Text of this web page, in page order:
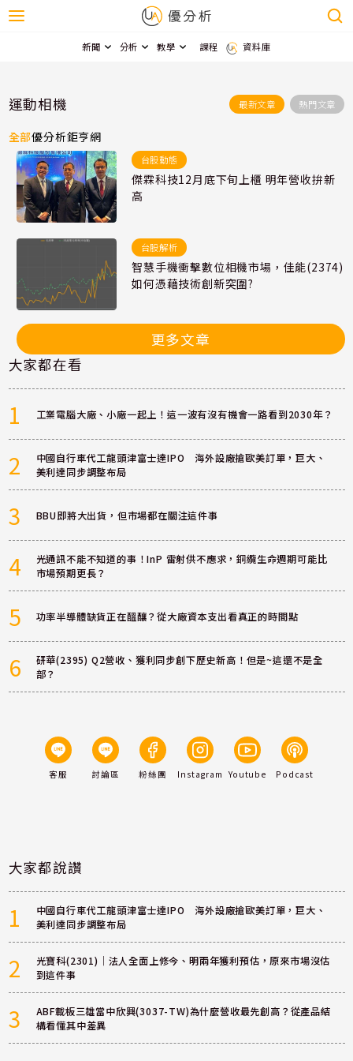
新聞 分析 教學 課程 資料庫
運動相機 最新文章 熱門文章
全部優分析鉅亨網
台股動態
傑霖科技12月底下旬上櫃 明年營收拚新
高
台股解析
智慧手機衝擊數位相機市場，佳能(2374)
如何憑藉技術創新突圍?
更多文章
大家都在看
1 工業電腦大廠、小廠一起上！這一波有沒有機會一路看到2030年？
2
中國自行車代工龍頭津富士達IPO 海外設廠搶歐美訂單，巨大、
美利達同步調整布局
3 BBU即將大出貨，但市場都在關注這件事
4
光通訊不能不知道的事！InP 雷射供不應求，銅纜生命週期可能比
市場預期更長？
5 功率半導體缺貨正在醞釀？從大廠資本支出看真正的時間點
6
研華(2395) Q2營收、獲利同步創下歷史新高！但是~這還不是全
部？
客服 討論區 粉絲團 Instagram Youtube Podcast
大家都說讚
1
中國自行車代工龍頭津富士達IPO 海外設廠搶歐美訂單，巨大、
美利達同步調整布局
2
光寶科(2301)｜法人全面上修今、明兩年獲利預估，原來市場沒估
到這件事
3
ABF載板三雄當中欣興(3037-TW)為什麼營收最先創高？從產品結
構看懂其中差異